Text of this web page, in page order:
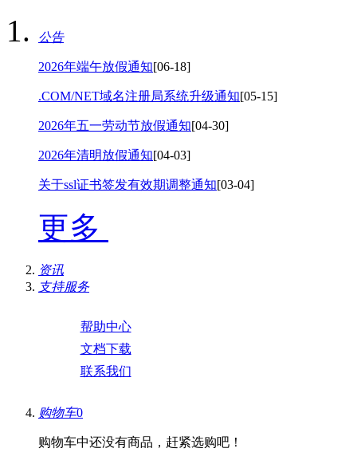
公告
2026年端午放假通知[06-18]
.COM/NET域名注册局系统升级通知[05-15]
2026年五一劳动节放假通知[04-30]
2026年清明放假通知[04-03]
关于ssl证书签发有效期调整通知[03-04]
更多
资讯
支持服务
帮助中心
文档下载
联系我们
购物车0
购物车中还没有商品，赶紧选购吧！